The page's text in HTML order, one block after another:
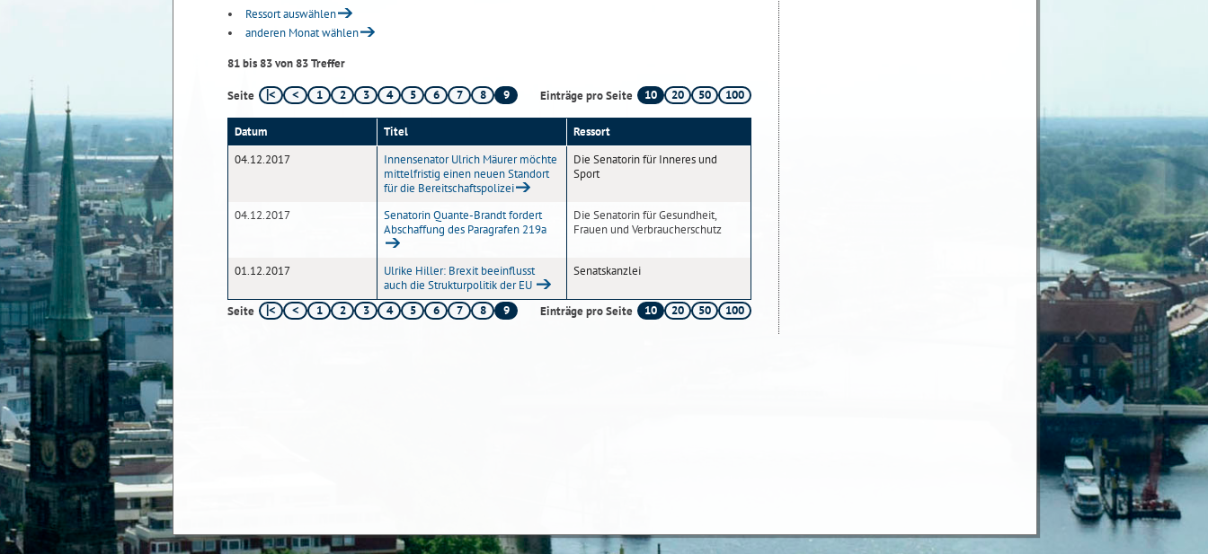
Ressort auswählen
anderen Monat wählen
81 bis 83 von 83 Treffer
Seite 1 2 3 4 5 6 7 8 9 Einträge pro Seite 10 20 50 100
Datum Titel
Ressort
04.12.2017
Innensenator Ulrich Mäurer möchte
mittelfristig einen neuen Standort
für die Bereitschaftspolizei
Die Senatorin für Inneres und
Sport
04.12.2017
Senatorin Quante-Brandt fordert
Abschaffung des Paragrafen 219a
Die Senatorin für Gesundheit,
Frauen und Verbraucherschutz
01.12.2017
Ulrike Hiller: Brexit beeinflusst
auch die Strukturpolitik der EU
Senatskanzlei
Seite 1 2 3 4 5 6 7 8 9 Einträge pro Seite 10 20 50 100